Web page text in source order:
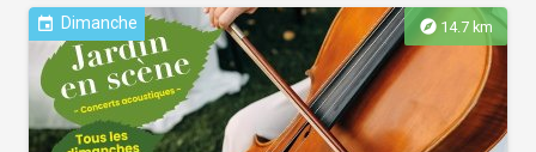
explore 14.7 km
event Dimanche